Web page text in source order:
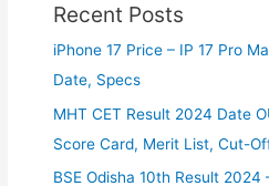
Recent Posts
iPhone 17 Price – IP 17 Pro
Date, Specs
MHT CET Result 2024 Date
Score Card, Merit List, Cut-
BSE Odisha 10th Result 2024